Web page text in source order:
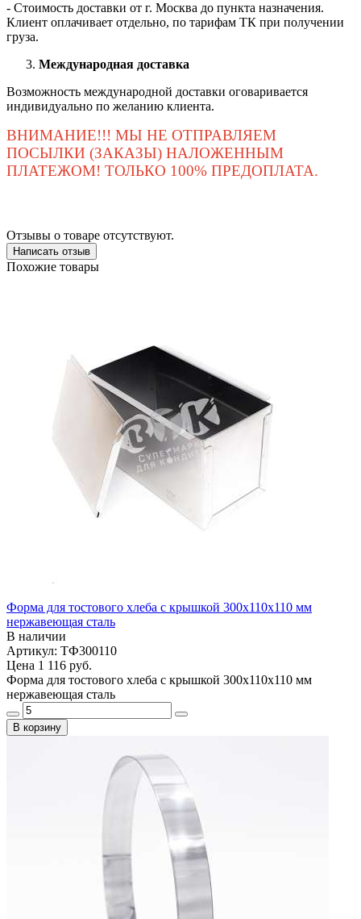
- Стоимость доставки от г. Москва до пункта назначения.
Клиент оплачивает отдельно, по тарифам ТК при получении
груза.
Международная доставка
Возможность международной доставки оговаривается
индивидуально по желанию клиента.
ВНИМАНИЕ!!! МЫ НЕ ОТПРАВЛЯЕМ
ПОСЫЛКИ (ЗАКАЗЫ) НАЛОЖЕННЫМ
ПЛАТЕЖОМ! ТОЛЬКО 100% ПРЕДОПЛАТА.
Отзывы о товаре отсутствуют.
Написать отзыв
Похожие товары
Форма для тостового хлеба с крышкой 300х110х110 мм
нержавеющая сталь
В наличии
Артикул: ТФ300110
Цена 1 116 руб.
Форма для тостового хлеба с крышкой 300х110х110 мм
нержавеющая сталь
В корзину